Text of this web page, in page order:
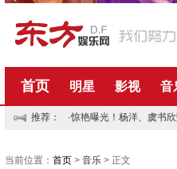
首页 明星 影视 音
推荐： ·惊艳曝光！杨洋、虞书
当前位置： 首页 > 音乐 > 正文